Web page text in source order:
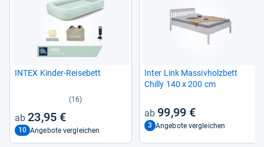
INTEX Kin­der-​Rei­se­bett
(16)
23,95 €
10 Angebote vergleichen
Inter Link Mas­siv­holz­bett
Chilly 140 x 200 cm
99,99 €
3 Angebote vergleichen